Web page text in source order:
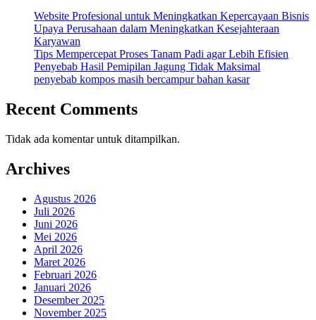
Website Profesional untuk Meningkatkan Kepercayaan Bisnis
Upaya Perusahaan dalam Meningkatkan Kesejahteraan
Karyawan
Tips Mempercepat Proses Tanam Padi agar Lebih Efisien
Penyebab Hasil Pemipilan Jagung Tidak Maksimal
penyebab kompos masih bercampur bahan kasar
Recent Comments
Tidak ada komentar untuk ditampilkan.
Archives
Agustus 2026
Juli 2026
Juni 2026
Mei 2026
April 2026
Maret 2026
Februari 2026
Januari 2026
Desember 2025
November 2025